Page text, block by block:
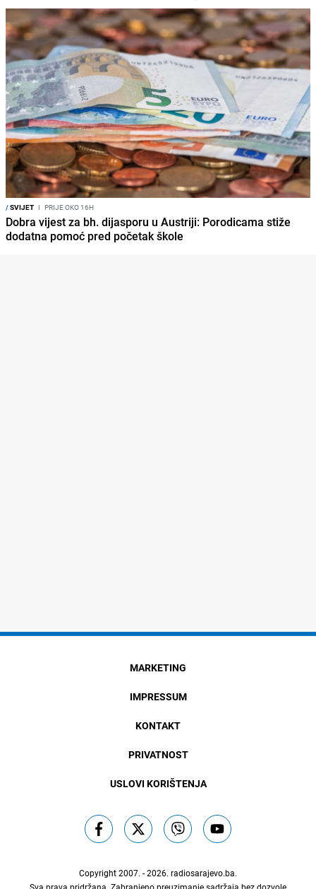
/SVIJET I PRIJE OKO 16H
Dobra vijest za bh. dijasporu u Austriji: Porodicama stiže
dodatna pomoć pred početak škole
MARKETING
IMPRESSUM
KONTAKT
PRIVATNOST
USLOVI KORIŠTENJA
Copyright 2007. - 2026. radiosarajevo.ba.